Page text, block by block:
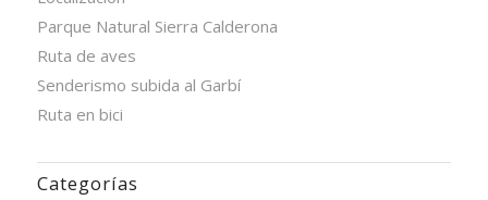
Parque Natural Sierra Calderona
Ruta de aves
Senderismo subida al Garbí
Ruta en bici
Categorías